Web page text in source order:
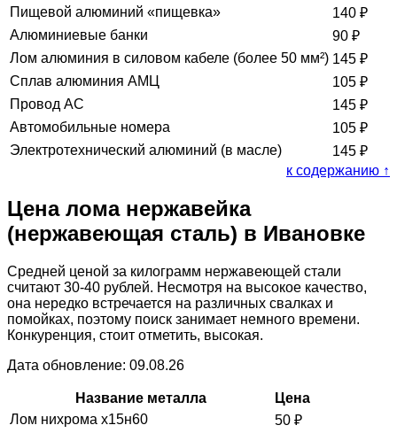
Пищевой алюминий «пищевка»
140 ₽
Алюминиевые банки
90 ₽
Лом алюминия в силовом кабеле (более 50 мм²) 145 ₽
Сплав алюминия АМЦ
105 ₽
Провод АС
145 ₽
Автомобильные номера
105 ₽
Электротехнический алюминий (в масле)
145 ₽
к содержанию ↑
Цена лома нержавейка
(нержавеющая сталь) в Ивановке
Средней ценой за килограмм нержавеющей стали
считают 30-40 рублей. Несмотря на высокое качество,
она нередко встречается на различных свалках и
помойках, поэтому поиск занимает немного времени.
Конкуренция, стоит отметить, высокая.
Дата обновление: 09.08.26
Название металла
Цена
Лом нихрома х15н60
50 ₽